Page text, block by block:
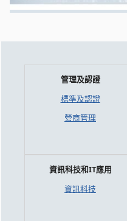
管理及認證
標準及認證
營商管理
資訊科技和IT應用
資訊科技